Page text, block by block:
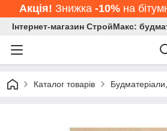
Акція! Знижка -10%на
Інтернет-магазин СтройМакс:
Каталог товарів